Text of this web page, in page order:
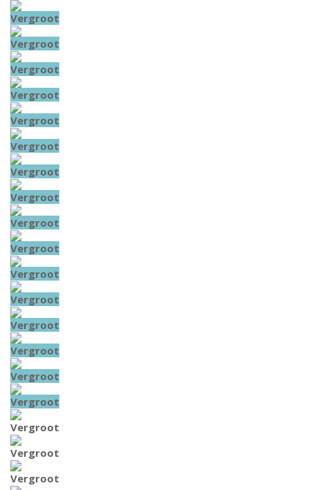
Vergroot
Vergroot
Vergroot
Vergroot
Vergroot
Vergroot
Vergroot
Vergroot
Vergroot
Vergroot
Vergroot
Vergroot
Vergroot
Vergroot
Vergroot
Vergroot
Vergroot
Vergroot
Vergroot